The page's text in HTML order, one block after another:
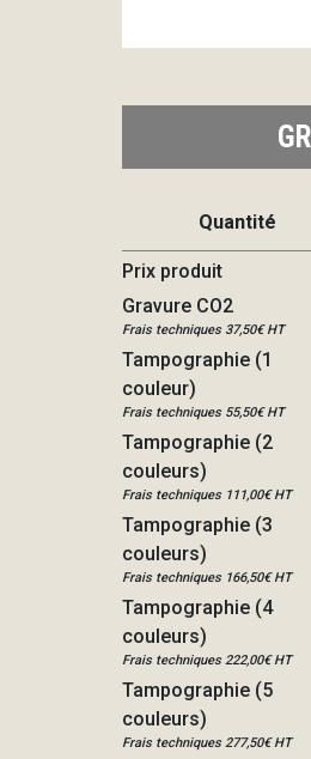
Quantité
Prix produit
Gravure CO2
Frais techniques 37,50€ HT
Tampographie (1
couleur)
Frais techniques 55,50€ HT
Tampographie (2
couleurs)
Frais techniques 111,00€ HT
Tampographie (3
couleurs)
Frais techniques 166,50€ HT
Tampographie (4
couleurs)
Frais techniques 222,00€ HT
Tampographie (5
couleurs)
Frais techniques 277,50€ HT